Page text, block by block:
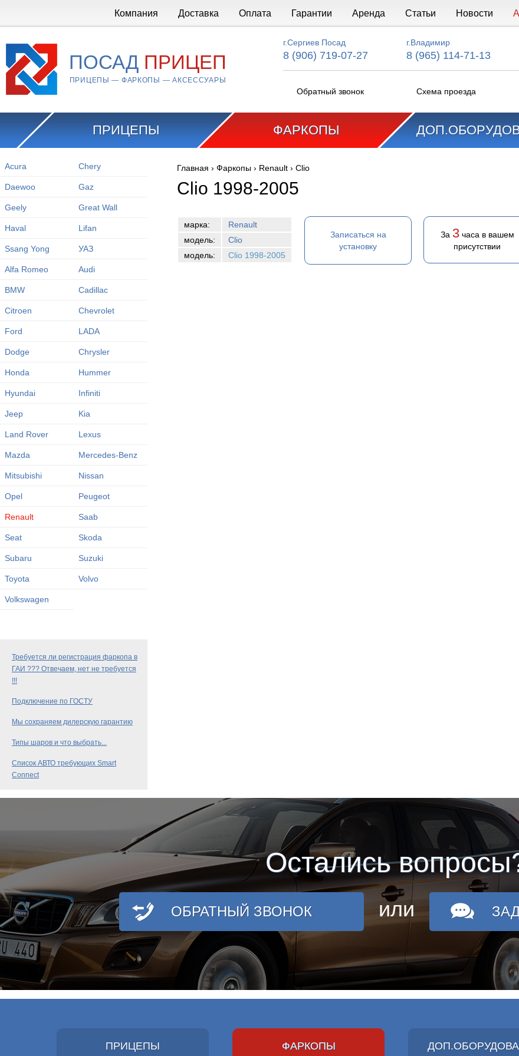
Компания Доставка Оплата Гарантии Аренда Статьи Новости
ПОСАД ПРИЦЕП
ПРИЦЕПЫ — ФАРКОПЫ — АКСЕССУАРЫ
г.Сергиев Посад
8 (906) 719-07-27
г.Владимир
8 (965) 114-71-13
Обратный звонок Схема проезда
ПРИЦЕПЫ ФАРКОПЫ
Acura Chery
Daewoo Gaz
Geely Great Wall
Haval Lifan
Ssang Yong УАЗ
Alfa Romeo Audi
BMW Cadillac
Citroen Chevrolet
Ford LADA
Dodge Chrysler
Honda Hummer
Hyundai Infiniti
Jeep Kia
Land Rover Lexus
Mazda Mercedes-Benz
Mitsubishi Nissan
Opel Peugeot
Renault Saab
Seat Skoda
Subaru Suzuki
Toyota Volvo
Volkswagen
Требуется ли регистрация фаркопа в
ГАИ ??? Отвечаем, нет не требуется
!!!
Подключение по ГОСТУ
Мы сохраняем дилерскую гарантию
Типы шаров и что выбрать...
Список АВТО требующих Smart
Connect
Вы здесь
Главная › Фаркопы › Renault › Clio
Clio 1998-2005
марка:
Renault
модель:
Clio
модель:
Clio 1998-2005
Записаться на
установку
За 3часа в вашем
присутствии
Остались
ОБРАТНЫЙ ЗВОНОК или
ПРИЦЕПЫ ФАРКОПЫ